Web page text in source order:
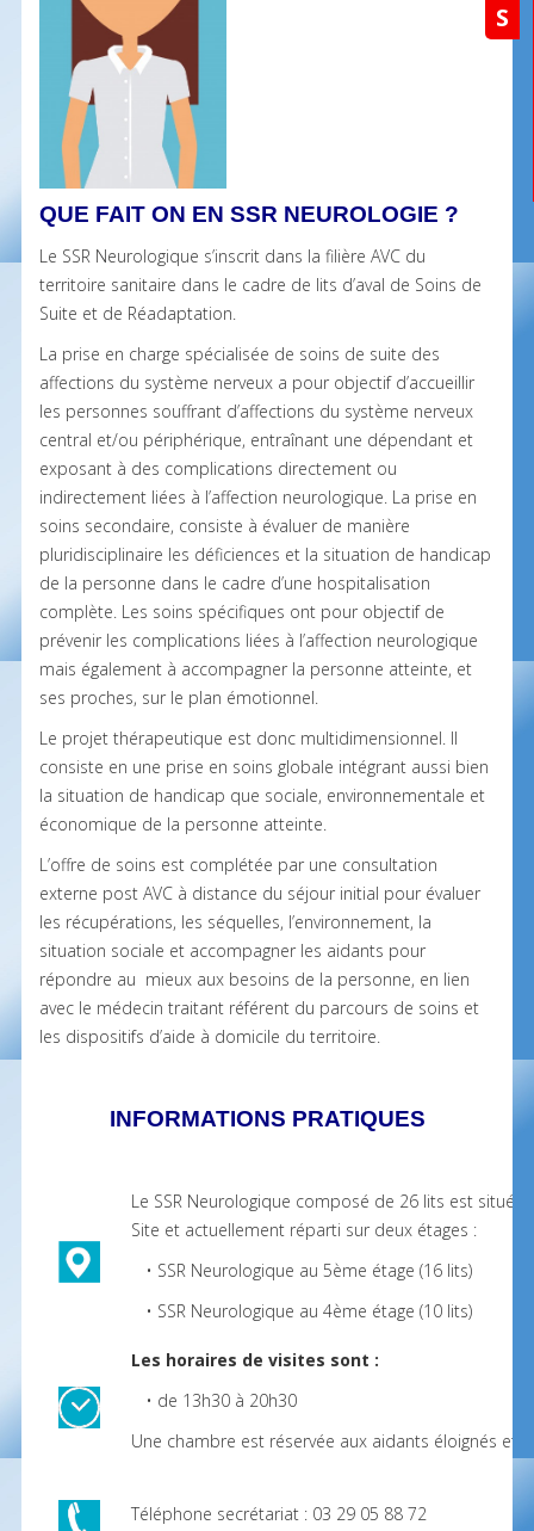
QUE FAIT ON EN SSR NEUROLOGIE ?
Le SSR Neurologique s’inscrit dans la filière AVC du
territoire sanitaire dans le cadre de lits d’aval de Soins de
Suite et de Réadaptation.
La prise en charge spécialisée de soins de suite des
affections du système nerveux a pour objectif d’accueillir
les personnes souffrant d’affections du système nerveux
central et/ou périphérique, entraînant une dépendant et
exposant à des complications directement ou
indirectement liées à l’affection neurologique. La prise en
soins secondaire, consiste à évaluer de manière
pluridisciplinaire les déficiences et la situation de handicap
de la personne dans le cadre d’une hospitalisation
complète. Les soins spécifiques ont pour objectif de
prévenir les complications liées à l’affection neurologique
mais également à accompagner la personne atteinte, et
ses proches, sur le plan émotionnel.
Le projet thérapeutique est donc multidimensionnel. Il
consiste en une prise en soins globale intégrant aussi bien
la situation de handicap que sociale, environnementale et
économique de la personne atteinte.
L’offre de soins est complétée par une consultation
externe post AVC à distance du séjour initial pour évaluer
les récupérations, les séquelles, l’environnement, la
situation sociale et accompagner les aidants pour
répondre au mieux aux besoins de la personne, en lien
avec le médecin traitant référent du parcours de soins et
les dispositifs d’aide à domicile du territoire.
INFORMATIONS PRATIQUES
Le SSR Neurologique composé de 26 lits est situé
Site et actuellement réparti sur deux étages :
• SSR Neurologique au 5ème étage (16 lits)
• SSR Neurologique au 4ème étage (10 lits)
Les horaires de visites sont :
• de 13h30 à 20h30
Une chambre est réservée aux aidants éloignés et
Téléphone secrétariat : 03 29 05 88 72
S